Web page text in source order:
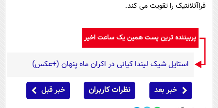
فراآتلانتیک را تقویت می کند.
پربیننده ترین پست همین یک ساعت اخیر
استایل شیک لیندا کیانی در اکران ماه پنهان (+عکس)
خبر بعد نظرات کاربران خبر قبل